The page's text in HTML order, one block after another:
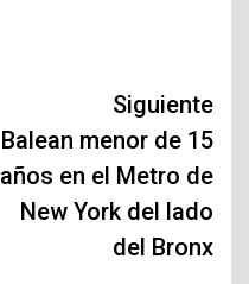
Siguiente
Balean menor de 15
años en el Metro de
New York del lado
del Bronx